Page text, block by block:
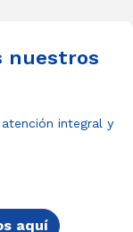
nuestros
integral y
aquí